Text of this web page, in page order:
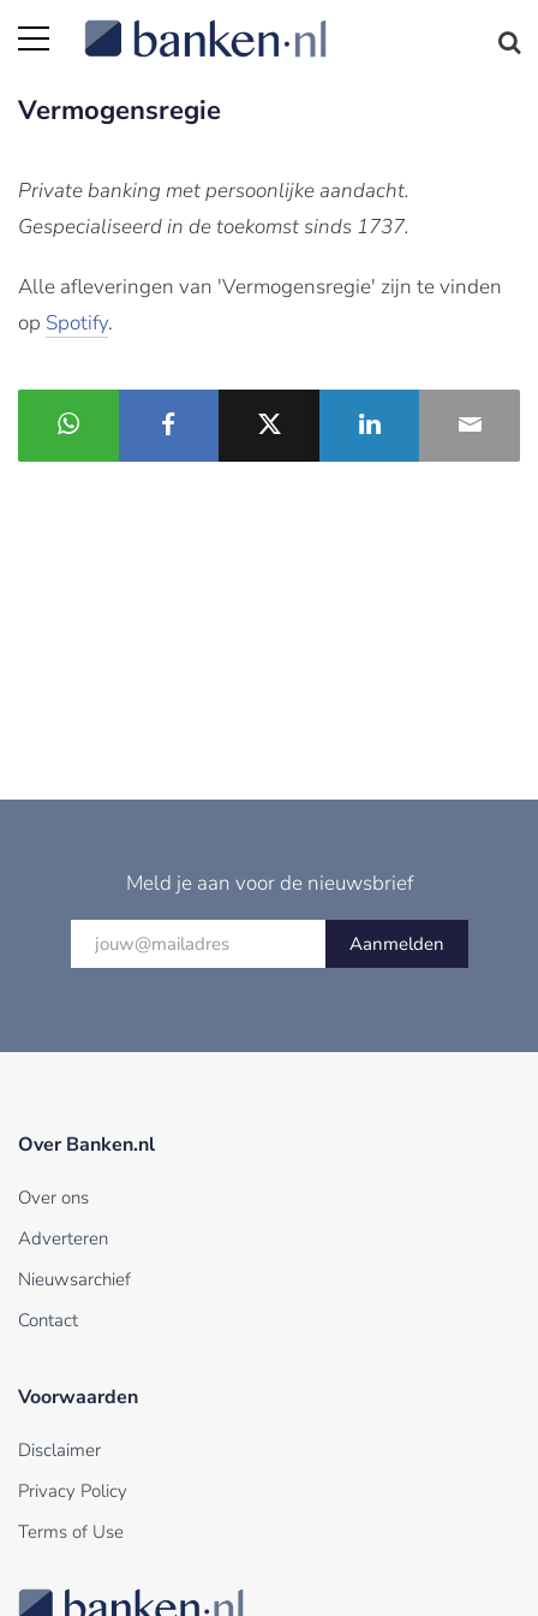
Vermogensregie
Private banking met persoonlijke aandacht.
Gespecialiseerd in de toekomst sinds 1737.
Alle afleveringen van 'Vermogensregie' zijn te vinden
op Spotify.
Meld je aan voor de nieuwsbrief
Aanmelden
Over Banken.nl
Over ons
Adverteren
Nieuwsarchief
Contact
Voorwaarden
Disclaimer
Privacy Policy
Terms of Use